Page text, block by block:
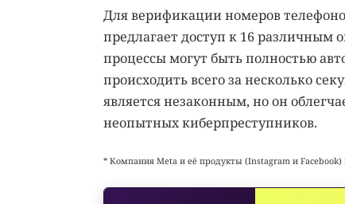
Для верификации номеров
предлагает доступ к 16 различным
процессы могут быть полностью
происходить всего за несколько
является незаконным, но он
неопытных киберпреступников.
* Компания Meta и её продукты (Instagram и